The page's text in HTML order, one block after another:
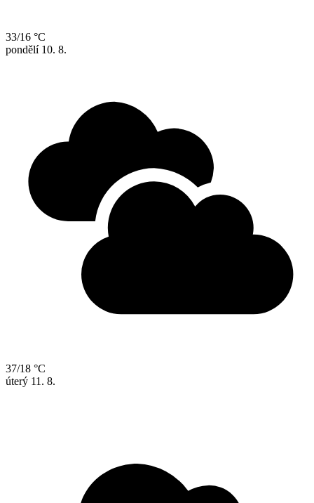
33/16 °C
pondělí 10. 8.
37/18 °C
úterý 11. 8.